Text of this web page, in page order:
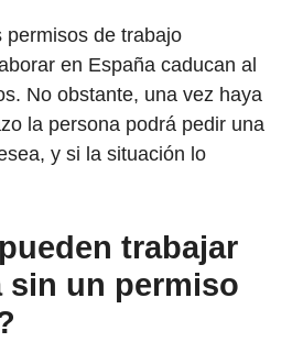
permisos de trabajo
en España caducan al
No obstante, una vez haya
la persona podrá pedir una
y si la situación lo
trabajar
sin un permiso